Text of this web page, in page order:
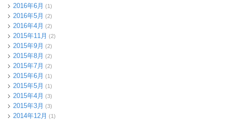
2016年6月 (1)
2016年5月 (2)
2016年4月 (2)
2015年11月 (2)
2015年9月 (2)
2015年8月 (2)
2015年7月 (2)
2015年6月 (1)
2015年5月 (1)
2015年4月 (3)
2015年3月 (3)
2014年12月 (1)